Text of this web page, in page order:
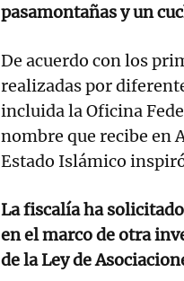
pasamontañas y un
De acuerdo con los
realizadas por
incluida la Oficina
nombre que recibe en
Estado Islámico
La fiscalía ha
en el marco de otra
de la Ley de